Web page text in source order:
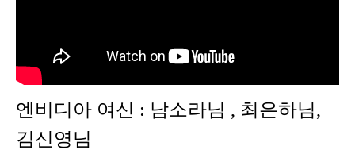
엔비디아 여신 : 남소라님 , 최은하님,
김신영님